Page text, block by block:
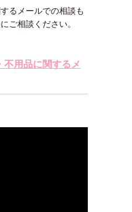
るメールでの相談も
ご相談ください。
不用品に関するメ